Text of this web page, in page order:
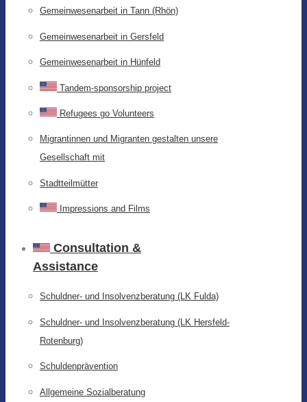
Gemeinwesenarbeit in Tann (Rhön)
Gemeinwesenarbeit in Gersfeld
Gemeinwesenarbeit in Hünfeld
Tandem-sponsorship project
Refugees go Volunteers
Migrantinnen und Migranten gestalten unsere
Gesellschaft mit
Stadtteilmütter
Impressions and Films
Consultation &
Assistance
Schuldner- und Insolvenzberatung (LK Fulda)
Schuldner- und Insolvenzberatung (LK Hersfeld-
Rotenburg)
Schuldenprävention
Allgemeine Sozialberatung